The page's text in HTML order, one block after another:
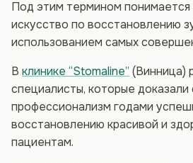
Под этим термином
искусство по восстановлению
использованием самых
В клинике “Stomaline” (Винница)
специалисты, которые доказали
профессионализм годами
восстановлению красивой и
пациентам.